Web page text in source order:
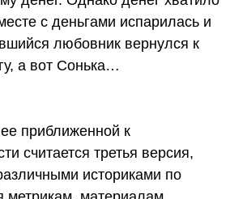
с деньгами испарилась и
любовник вернулся к
а вот Сонька…
приближенной к
считается третья версия,
историками по